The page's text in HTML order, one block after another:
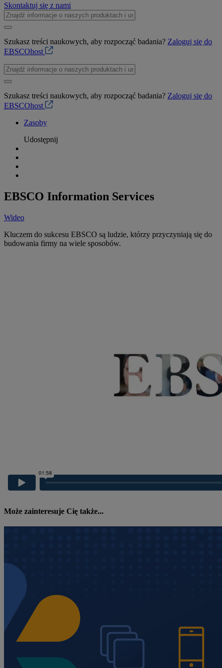
Skontaktuj się z nami
Szukasz treści naukowych, aby rozpocząć badania? Zaloguj się do
EBSCOhost
Szukasz treści naukowych, aby rozpocząć badania? Zaloguj się do
EBSCOhost
Zasoby
Udostępnij
EBSCO Information Services
Wideo
Kluczem do sukcesu EBSCO są ludzie, którzy przyczyniają się do
budowania firmy na wiele sposobów.
Może zainteresuje Cię także...